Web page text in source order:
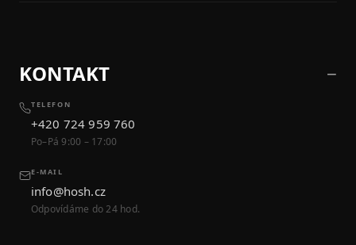
KONTAKT
TELEFON
+420 724 959 760
Po–Pá 9:00 – 17:00
E-MAIL
info@hosh.cz
Odpovídáme do 24 hod.